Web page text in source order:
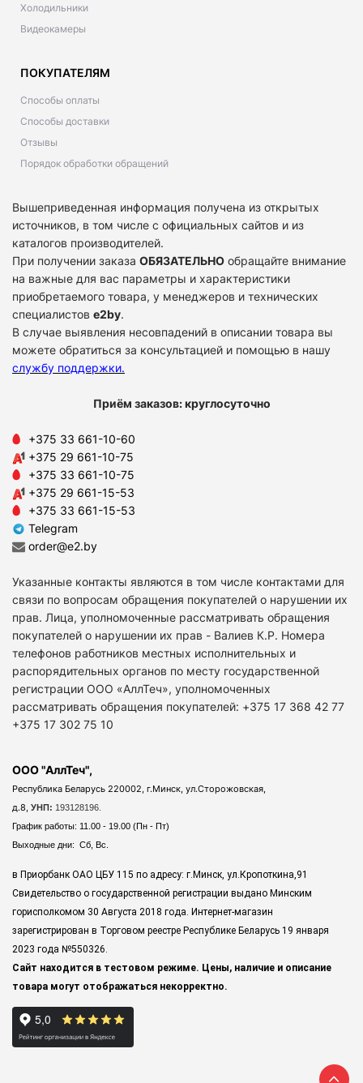
Холодильники
Видеокамеры
ПОКУПАТЕЛЯМ
Способы оплаты
Способы доставки
Отзывы
Порядок обработки обращений
Вышеприведенная информация получена из открытых
источников, в том числе с официальных сайтов и из
каталогов производителей.
При получении заказа ОБЯЗАТЕЛЬНО обращайте внимание
на важные для вас параметры и характеристики
приобретаемого товара, у менеджеров и технических
специалистов e2by.
В случае выявления несовпадений в описании товара вы
можете обратиться за консультацией и помощью в нашу
службу поддержки.
Приём заказов: круглосуточно
+375 33 661-10-60
+375 29 661-10-75
+375 33 661-10-75
+375 29 661-15-53
+375 33 661-15-53
Telegram
order@e2.by
Указанные контакты являются в том числе контактами для
связи по вопросам обращения покупателей о нарушении их
прав. Лица, уполномоченные рассматривать обращения
покупателей о нарушении их прав - Валиев К.Р. Номера
телефонов работников местных исполнительных и
распорядительных органов по месту государственной
регистрации ООО «АллТеч», уполномоченных
рассматривать обращения покупателей: +375 17 368 42 77
+375 17 302 75 10
ООО "АллТеч",
Республика Беларусь 220002, г.Минск, ул.Сторожовская,
д.8, УНП: 193128196.
График работы: 11.00 - 19.00 (Пн - Пт)
Выходные дни: Сб, Вс.
в Приорбанк ОАО ЦБУ 115 по адресу: г.Минск, ул.Кропоткина,91
Свидетельство о государственной регистрации выдано Минским
горисполкомом 30 Августа 2018 года. Интернет-магазин
зарегистрирован в Торговом реестре Республике Беларусь 19 января
2023 года №550326.
Сайт находится в тестовом режиме. Цены, наличие и описание
товара могут отображаться некорректно.